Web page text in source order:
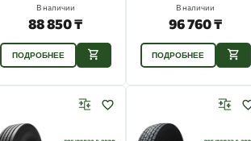
В наличии
88 850 ₸
ПОДРОБНЕЕ
В наличии
96 760 ₸
ПОДРОБНЕЕ